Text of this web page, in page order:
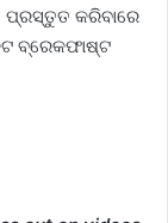
ପ୍ରସ୍ତୁତ କରିବାରେ
ବ୍ରେକଫାଷ୍ଟ